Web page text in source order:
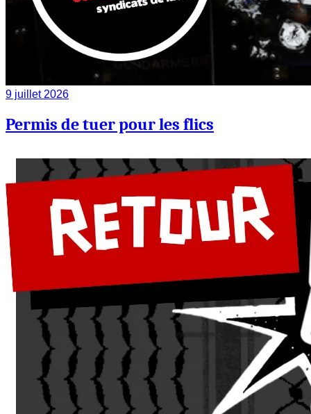
9 juillet 2026
Permis de tuer pour les flics